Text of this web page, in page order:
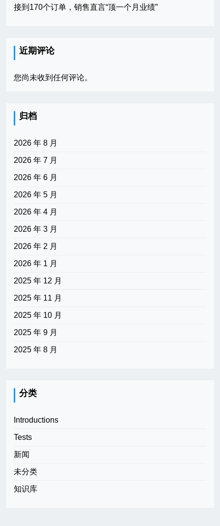
接到170个订单，销售直言“顶一个月业绩”
近期评论
您尚未收到任何评论。
归档
2026 年 8 月
2026 年 7 月
2026 年 6 月
2026 年 5 月
2026 年 4 月
2026 年 3 月
2026 年 2 月
2026 年 1 月
2025 年 12 月
2025 年 11 月
2025 年 10 月
2025 年 9 月
2025 年 8 月
分类
Introductions
Tests
新闻
未分类
知识库